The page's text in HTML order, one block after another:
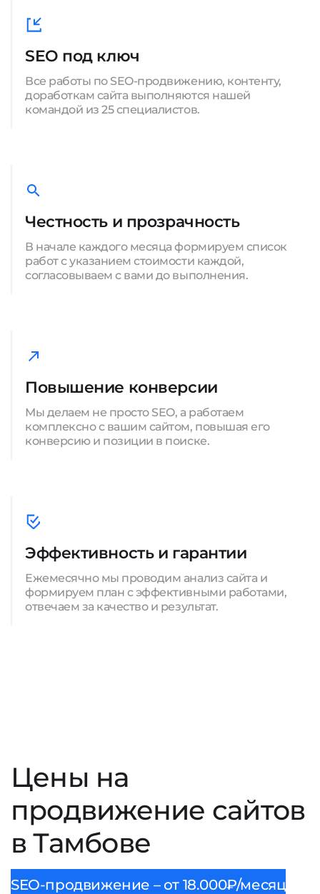
SEO под ключ
Все работы по SEO-продвижению, контенту,
доработкам сайта выполняются нашей
командой из 25 специалистов.
Честность и прозрачность
В начале каждого месяца формируем список
работ с указанием стоимости каждой,
согласовываем с вами до выполнения.
Повышение конверсии
Мы делаем не просто SEO, а работаем
комплексно с вашим сайтом, повышая его
конверсию и позиции в поиске.
Эффективность и гарантии
Ежемесячно мы проводим анализ сайта и
формируем план с эффективными работами,
отвечаем за качество и результат.
Цены на
продвижение сайтов
в Тамбове
SEO-продвижение – от 18.000₽/месяц